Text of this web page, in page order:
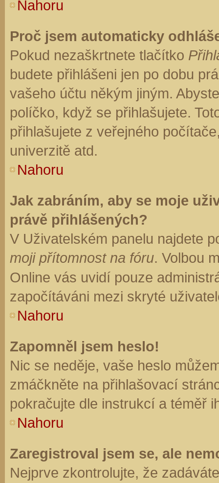
Nahoru
Proč jsem automaticky
Pokud nezaškrtnete tlačítko
budete přihlášeni jen po dobu
vašeho účtu někým jiným.
políčko, když se přihlašujete.
přihlašujete z veřejného
univerzitě atd.
Nahoru
Jak zabráním, aby se moje
právě přihlášených?
V Uživatelském panelu najdete
moji přítomnost na fóru. Volbou
Online vás uvidí pouze
započítáváni mezi skryté
Nahoru
Zapomněl jsem heslo!
Nic se neděje, vaše heslo
zmáčkněte na přihlašovací
pokračujte dle instrukcí a téměř
Nahoru
Zaregistroval jsem se, ale
Nejprve zkontrolujte, že